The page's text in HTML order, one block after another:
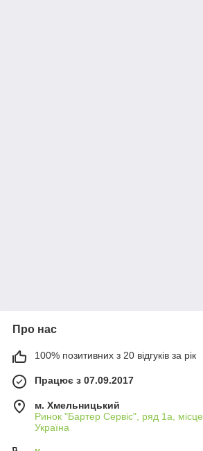
Про нас
100% позитивних з 20 відгуків за рік
Працює з 07.09.2017
м. Хмельницький
Ринок "Бартер Сервіс", ряд 1а,
Україна